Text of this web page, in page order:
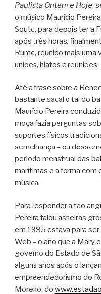
Paulista Ontem e Hoje,
o músico Maurício
Souto, para depois ter a
após três horas,
Rumo, reunido mais uma
uniões, hiatos e reuniões.
Até a frase sobre a
bastante sacal o tal do
Maurício Pereira
moça fazia perguntas
suportes físicos
semelhança – ou
período menstrual das
marítimas e a forma com
música.
Para responder a tão
Pereira falou asneiras
em 1995 estava para ser
Web – o ano que a Mary
governo do Estado de
alguns anos após o
empreendedorismo do
Moreno, do